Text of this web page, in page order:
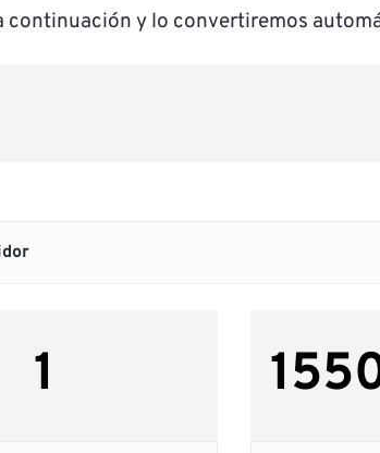
continuación y lo convertiremos